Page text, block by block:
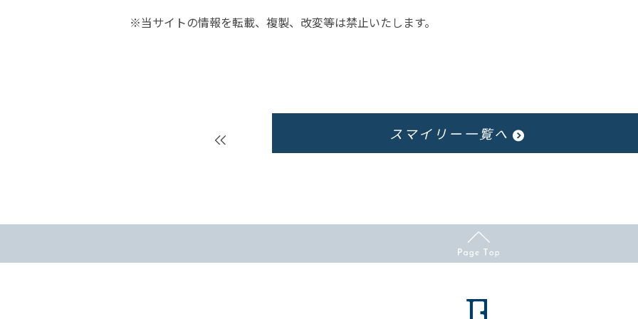
※当サイトの情報を転載、複製、改変等は禁止いたします。
スマイリー一覧へ